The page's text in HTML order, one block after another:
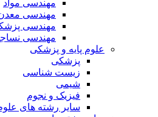
مهندسی مواد
مهندسی معدن
مهندسی پزشکی
مهندسی نساجی
علوم پایه و پزشکی
پزشکی
زیست شناسی
شیمی
فیزیک و نجوم
سایر رشته های علوم پایه